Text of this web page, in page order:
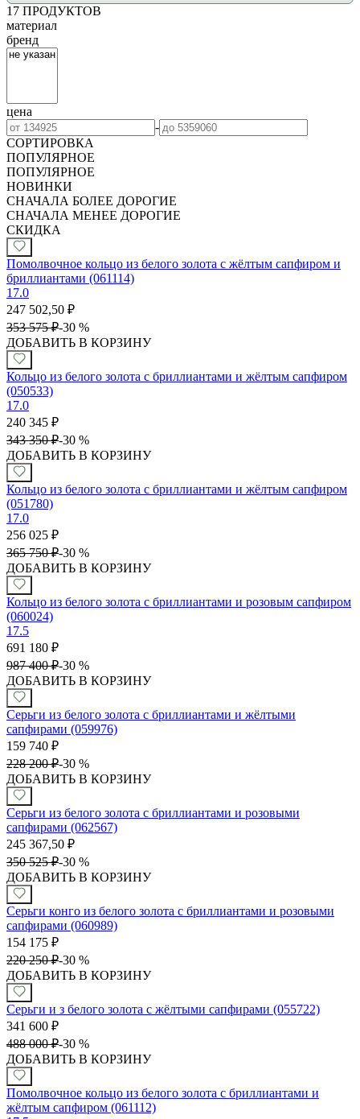
17 ПРОДУКТОВ
материал
бренд
цена
-
СОРТИРОВКА
ПОПУЛЯРНОЕ
ПОПУЛЯРНОЕ
НОВИНКИ
СНАЧАЛА БОЛЕЕ ДОРОГИЕ
СНАЧАЛА МЕНЕЕ ДОРОГИЕ
СКИДКА
Помолвочное кольцо из белого золота с жёлтым сапфиром и
бриллиантами (061114)
17.0
247 502,50 ₽
353 575 ₽-30 %
ДОБАВИТЬ В КОРЗИНУ
Кольцо из белого золота с бриллиантами и жёлтым сапфиром
(050533)
17.0
240 345 ₽
343 350 ₽-30 %
ДОБАВИТЬ В КОРЗИНУ
Кольцо из белого золота с бриллиантами и жёлтым сапфиром
(051780)
17.0
256 025 ₽
365 750 ₽-30 %
ДОБАВИТЬ В КОРЗИНУ
Кольцо из белого золота с бриллиантами и розовым сапфиром
(060024)
17.5
691 180 ₽
987 400 ₽-30 %
ДОБАВИТЬ В КОРЗИНУ
Серьги из белого золота с бриллиантами и жёлтыми
сапфирами (059976)
159 740 ₽
228 200 ₽-30 %
ДОБАВИТЬ В КОРЗИНУ
Серьги из белого золота с бриллиантами и розовыми
сапфирами (062567)
245 367,50 ₽
350 525 ₽-30 %
ДОБАВИТЬ В КОРЗИНУ
Серьги конго из белого золота с бриллиантами и розовыми
сапфирами (060989)
154 175 ₽
220 250 ₽-30 %
ДОБАВИТЬ В КОРЗИНУ
Серьги и з белого золота с жёлтыми сапфирами (055722)
341 600 ₽
488 000 ₽-30 %
ДОБАВИТЬ В КОРЗИНУ
Помолвочное кольцо из белого золота с бриллиантами и
жёлтым сапфиром (061112)